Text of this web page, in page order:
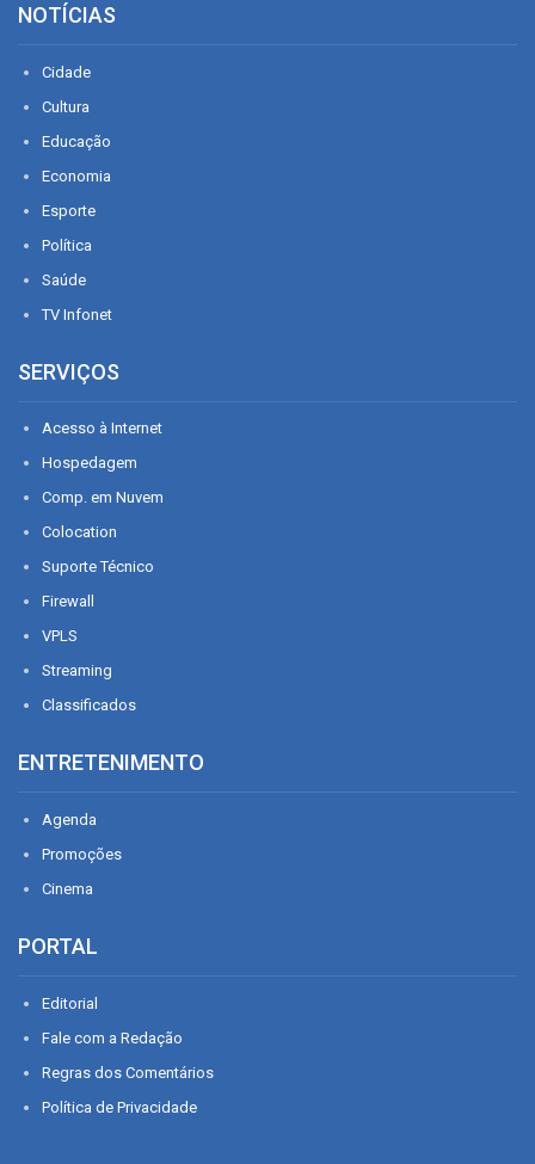
NOTÍCIAS
Cidade
Cultura
Educação
Economia
Esporte
Política
Saúde
TV Infonet
SERVIÇOS
Acesso à Internet
Hospedagem
Comp. em Nuvem
Colocation
Suporte Técnico
Firewall
VPLS
Streaming
Classificados
ENTRETENIMENTO
Agenda
Promoções
Cinema
PORTAL
Editorial
Fale com a Redação
Regras dos Comentários
Política de Privacidade